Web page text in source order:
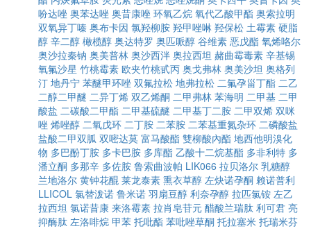
吩达唑 奥苯达唑 奥昔康唑 环氧乙烷 氧代乙酸甲酯 奥索拉明
双氧异丁嗪 奥布卡因 氯羟柳胺 羟甲唑啉 羟保松 土霉素 硬脂
醇 辛二醇 橄榄醇 奥达特罗 奥匹哌醇 谷维素 恶戊酯 氧烯咯尔
奥沙拉秦钠 奥美普林 奥沙西泮 奥拉西坦 赭曲霉毒素 辛基锡
氧氟沙星 竹桃霉素 欧夹竹桃甙丙 奥戈弗林 奥美沙坦 奥格列
汀 地丹宁 苯醚甲环唑 双氟拉松 地弗拉松 二氟孕甾丁酯 二乙
二醇二甲醚 二异丁烯 双乙烯酮 二甲弗林 苯海明 二甲基 二甲
酸盐 二碳酸二甲酯 二甲基硫醚 二甲基丁二胺 二甲双烯 双咪
唑 烯唑醇 二氧戊环 二丁胺 二苯胺 二苯基重氮杂环 二磷酸盐
盐酸二甲双胍 双嘧达莫 富马酸酯 雙柳酸內酯 地西他明溴化
物 多巴酚丁胺 多卡巴胺 多库酯 乙酸十二烷基酯 多非利特 多
潘立酮 多那辛 多佐胺 鲁索曲波帕 LIK066 拉贝洛尔 乳糖醇
兰地洛尔 黄钟花醌 莱龙泰素 熏衣草醇 左炔诺孕酮 赖诺普利
LLICOL 氯替泼诺 鲁米诺 羽扇豆醇 利奈孕醇 拉匹氯铵 左乙
拉西坦 氯诺昔康 来洛霉素 拉肖皂苷元 醋酸兰瑞肽 利可君 亮
抑酶肽 左洛啡烷 甲苯 托吡酯 苯吡唑草酮 托拉塞米 托瑞米芬